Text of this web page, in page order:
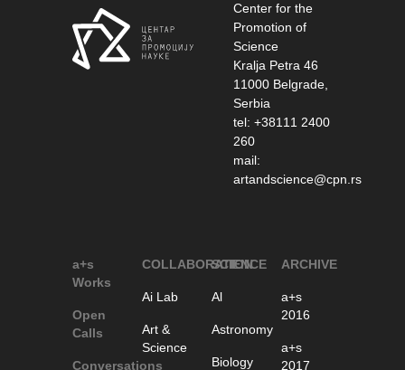
Center for the
Promotion of
Science
Kralja Petra 46
11000 Belgrade,
Serbia
tel: +38111 2400
260
mail:
artandscience@cpn.rs
a+s
Works
Open
Calls
Conversations
COLLABORATION
Ai Lab
Art &
Science
SCIENCE
Al
Astronomy
Biology
ARCHIVE
a+s
2016
a+s
2017